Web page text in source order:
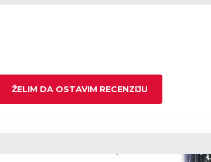
ŽELIM DA OSTAVIM RECENZIJU